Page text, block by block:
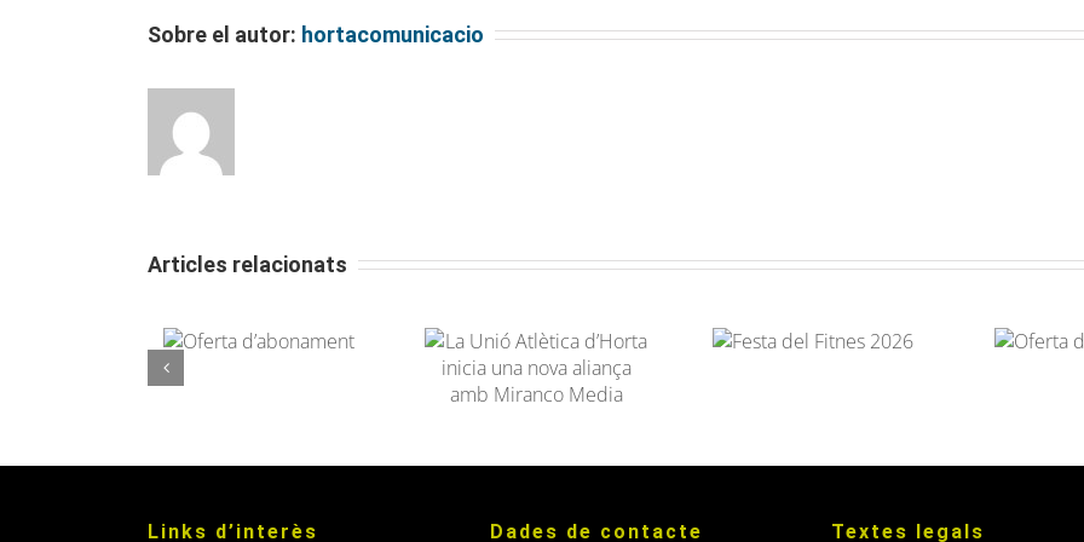
Sobre el autor: hortacomunicacio
Articles relacionats
La Unió Atlètica
Festa del Fitnes
2026
Oferta
Links d’interès Dades de contacte Textes legals